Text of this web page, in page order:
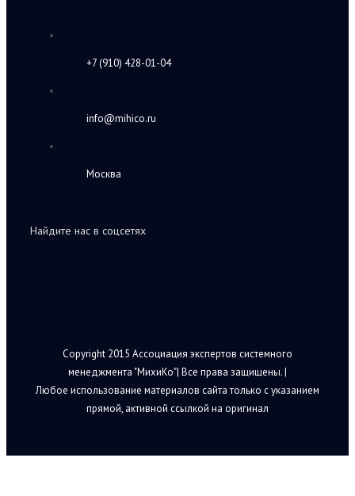
+7 (910) 428-01-04
info@mihico.ru
Москва
Найдите нас в соцсетях
Copyright 2015 Ассоциация экспертов системного
менеджмента "МихиКо"| Все права защищены. |
Любое использование материалов сайта только с указанием
прямой, активной ссылкой на оригинал